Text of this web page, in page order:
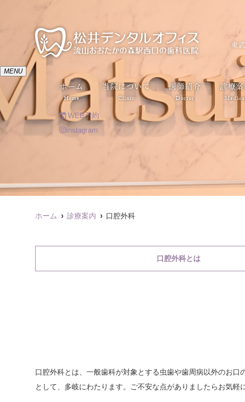
東
MENU
ホーム
Home
当院について
Clinic
医師紹介
Doctor
診療
WEB予約
Instagram
ホーム 診療案内 口腔外科
口腔外科とは
口腔外科とは、一般歯科が対象とする虫歯や歯周病以外のお
として、多岐にわたります。ご不安な点がありましたらお気軽